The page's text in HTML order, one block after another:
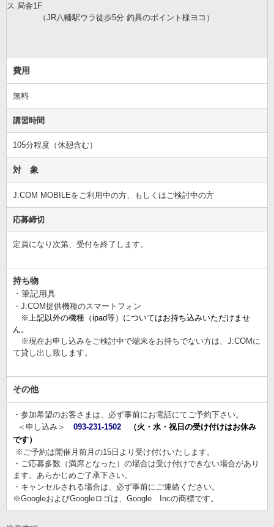
ス 局舎1F
（JR八幡駅ウラ徒歩5分 釣具のポイント様ヨコ）
費用
無料
講習時間
105分程度（休憩含む）
対 象
J:COM MOBILEをご利用中の方、もしくはご検討中の方
応募締切
定員になり次第、受付を終了します。
持ち物
・筆記用具
・J:COM提供機種のスマートフォン
※上記以外の機種（ipad等）についてはお持ち込みいただけませ
ん。
※現在お申し込みをご検討中で端末をお持ちでない方は、J:COMに
て貸し出し致します。
その他
・参加希望のお客さまは、必ず事前にお電話にてご予約下さい。
＜申し込み＞ 093-231-1502
（火・水・祝日の受け付けはお休み
です）
※ご予約は開催月前月の15日より受け付けいたします。
・ご応募多数（満席となった）の場合は受け付けできない場合があり
ます。あらかじめご了承下さい。
・キャンセルされる場合は、必ず事前にご連絡ください。
※GoogleおよびGoogleロゴは、Google Incの商標です。